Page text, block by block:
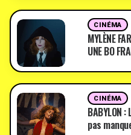
CINÉMA
MYLÈNE
UNE BO
CINÉMA
BABYLON
pas